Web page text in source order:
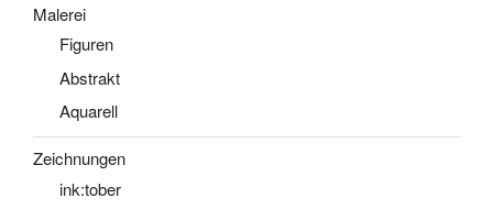
Malerei
Figuren
Abstrakt
Aquarell
Zeichnungen
ink:tober